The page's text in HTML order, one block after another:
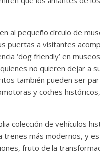
al pequeño círculo de
puertas a visitantes
‘dog friendly’ en
no quieren dejar a
también pueden ser
y coches
colección de vehículos
trenes más modernos, y
fruto de la